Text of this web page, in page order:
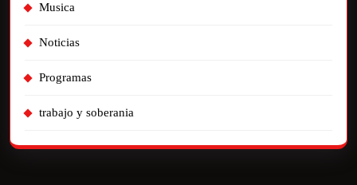
Musica
Noticias
Programas
trabajo y soberania